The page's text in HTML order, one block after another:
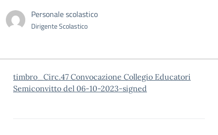
Personale scolastico
Dirigente Scolastico
timbro_Circ.47 Convocazione Collegio Educatori
Semiconvitto del 06-10-2023-signed